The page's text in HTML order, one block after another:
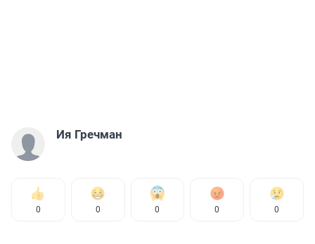
Ия Гречман
0 0 0 0 0